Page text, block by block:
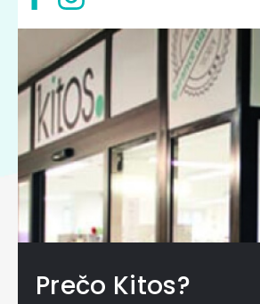
Prečo Kitos?